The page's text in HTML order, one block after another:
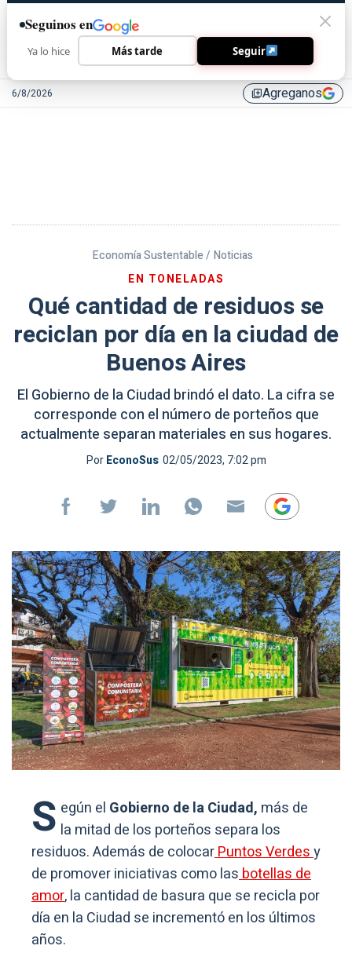
6/8/2026 library_addAgreganos
Economía Sustentable / Noticias
EN TONELADAS
Qué cantidad de residuos se
reciclan por día en la ciudad de
Buenos Aires
El Gobierno de la Ciudad brindó el dato. La cifra se
corresponde con el número de porteños que
actualmente separan materiales en sus hogares.
PorEconoSus 02/05/2023, 7:02 pm
S egún el Gobierno de la Ciudad, más de
la mitad de los porteños separa los
residuos. Además de colocarPuntos Verdesy
de promover iniciativas como lasbotellas de
amor, la cantidad de basura que se recicla por
día en la Ciudad se incrementó en los últimos
años.
Seguinos en
Ya lo hice Más tarde Seguir